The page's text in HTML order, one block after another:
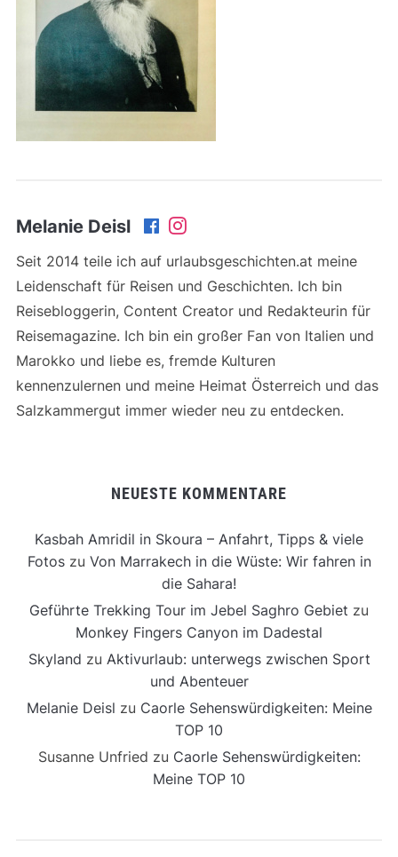
Melanie Deisl
Seit 2014 teile ich auf urlaubsgeschichten.at meine
Leidenschaft für Reisen und Geschichten. Ich bin
Reisebloggerin, Content Creator und Redakteurin für
Reisemagazine. Ich bin ein großer Fan von Italien und
Marokko und liebe es, fremde Kulturen
kennenzulernen und meine Heimat Österreich und das
Salzkammergut immer wieder neu zu entdecken.
NEUESTE KOMMENTARE
Kasbah Amridil in Skoura – Anfahrt, Tipps & viele
Fotoszu Von Marrakech in die Wüste: Wir fahren in
die Sahara!
Geführte Trekking Tour im Jebel Saghro Gebiet zu
Monkey Fingers Canyon im Dadestal
Skyland zu Aktivurlaub: unterwegs zwischen Sport
und Abenteuer
Melanie Deisl zu Caorle Sehenswürdigkeiten: Meine
TOP 10
Susanne Unfried zu Caorle Sehenswürdigkeiten:
Meine TOP 10